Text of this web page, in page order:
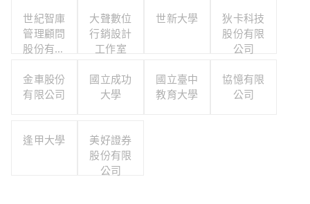
世紀智庫
管理顧問
股份有限
大聲數位
行銷設計
工作室
世新大學
狄卡科技
股份有限
公司
金車股份
有限公司
國立成功
大學
國立臺中
教育大學
協憶有限
公司
逢甲大學
美好證券
股份有限
公司